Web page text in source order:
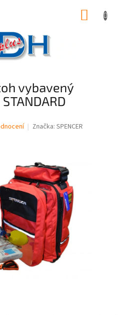
vybavený
Značka: SPENCER